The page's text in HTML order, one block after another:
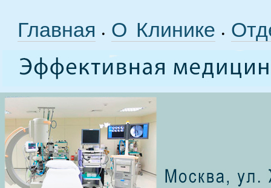
Главная • О Клинике •